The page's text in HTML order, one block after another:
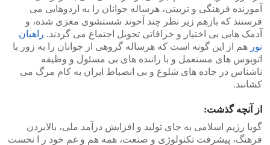
آموزنده فرهنگی و تربیتی، هرساله جوانان را به اردوهایی می
فرستند که بازهم زیر نظر چند آخوند شستشوی مغزی شده، و
آدمک هایی بی اختیار و خرافاتی تحویل اجتماع می گردند. راهیان
نور هم از این گونه است که هرساله گروهی از جوانان را به زور با
اتوبوس های مستعمل و با راننده های بی مسئول و وظیفه
ناشناس در جاده های شلوغ و بی انضباط ایران به کام مرگ می
کشانند.
از آنچه گذشت:
گویا رژیم اسلامی به جای تولید و افزایش درآمد ملی، بالابردن
فرهنگ، پیشرفت تکنولوژی و صنعت، همه هم و غم خود ر ا نخست